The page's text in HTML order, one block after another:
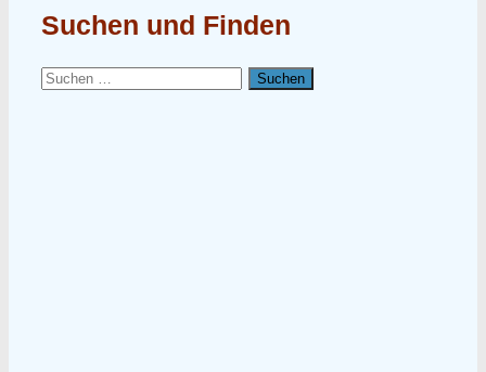
Suchen und Finden
Suchen